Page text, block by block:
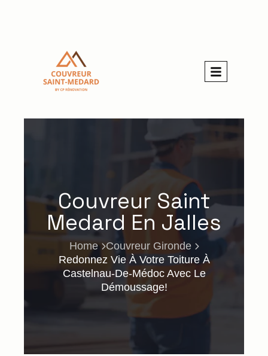
Couvreur Saint
Medard En Jalles
Home
Couvreur Gironde
Redonnez Vie À Votre Toiture À
Castelnau-De-Médoc Avec Le
Démoussage!